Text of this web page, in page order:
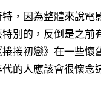
，因為整體來說
別的，反倒是之前
捲捲初戀》在一些
的人應該會很懷念